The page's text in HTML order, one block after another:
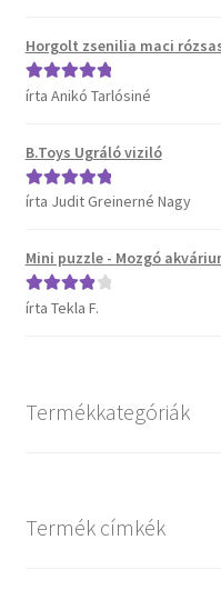
DJECO termékeink
ERGOBAG táskák
Satch táskák,
Vaganza
Wonder Wheels autók
Horgolt zsenilia maci
Értékelés:5/
írta Anikó Tarlósiné
B.Toys Ugráló viziló
Értékelés:5/
írta Judit Greinerné Nagy
Mini puzzle - Mozgó
Értékelés:
írta Tekla F.
Termékkategóriák
Termék címkék